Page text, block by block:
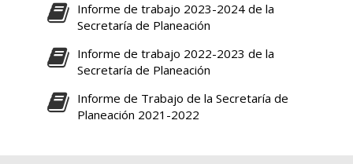
Informe de trabajo 2023-2024 de la
Secretaría de Planeación
Informe de trabajo 2022-2023 de la
Secretaría de Planeación
Informe de Trabajo de la Secretaría de
Planeación 2021-2022